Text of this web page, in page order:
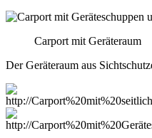
Carport mit Geräteraum
Der Geräteraum aus